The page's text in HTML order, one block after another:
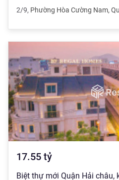
2/9, Phường Hòa Cường Nam,
17.55 tỷ